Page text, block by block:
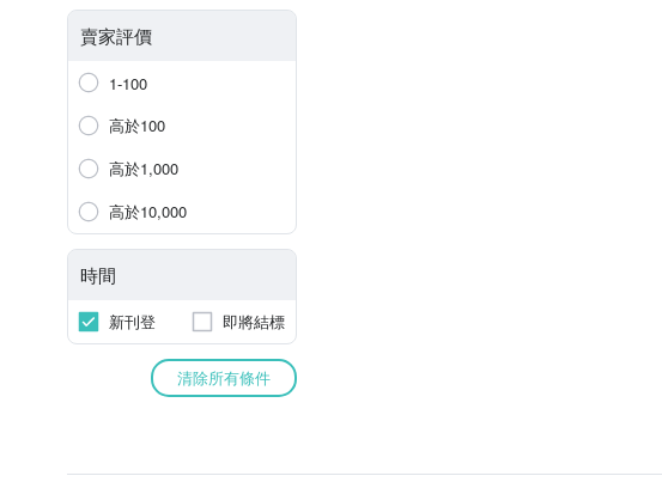
賣家評價
1-100
高於100
高於1,000
高於10,000
時間
新刊登 即將結標
清除所有條件